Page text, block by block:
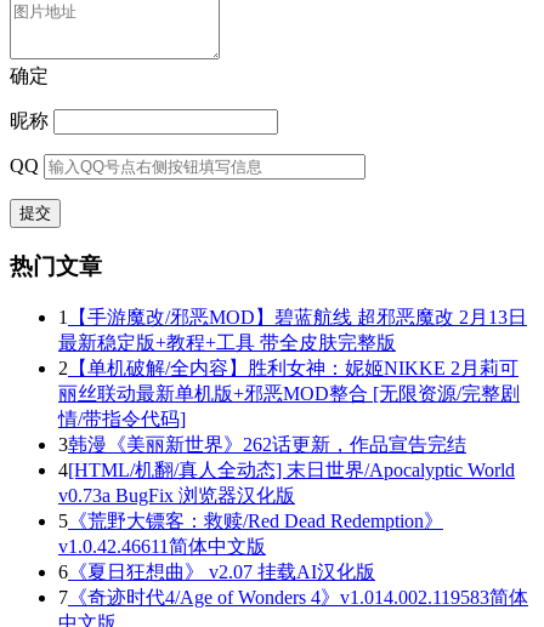
确定
昵称
QQ
热门文章
1
【手游魔改/邪恶MOD】碧蓝航线 超邪恶魔改 2月13日
最新稳定版+教程+工具 带全皮肤完整版
2 【单机破解/全内容】胜利女神：妮姬NIKKE 2月莉可
丽丝联动最新单机版+邪恶MOD整合 [无限资源/完整剧
情/带指令代码]
3韩漫《美丽新世界》262话更新，作品宣告完结
4[HTML/机翻/真人全动态] 末日世界/Apocalyptic World
v0.73a BugFix 浏览器汉化版
5 《荒野大镖客：救赎/Red Dead Redemption》
v1.0.42.46611简体中文版
6 《夏日狂想曲》 v2.07 挂载AI汉化版
7 《奇迹时代4/Age of Wonders 4》v1.014.002.119583简体
中文版